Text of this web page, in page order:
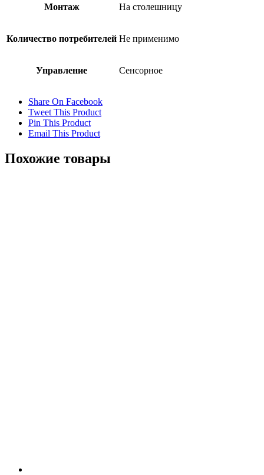
Монтаж На столешницу
Количество потребителей Не применимо
Управление Сенсорное
Share On Facebook
Tweet This Product
Pin This Product
Email This Product
Похожие товары